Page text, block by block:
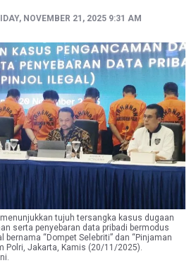
NOVEMBER 21, 2025 9:31 AM
tujuh tersangka kasus dugaan
serta penyebaran data pribadi bermodus
“Dompet Selebriti” dan “Pinjaman
Polri, Jakarta, Kamis (20/11/2025).